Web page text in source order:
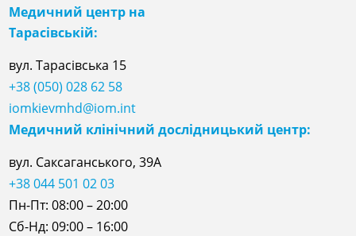
Медичний центр на
Тарасівській:
вул. Тарасівська 15
+38 (050) 028 62 58
iomkievmhd@iom.int
Медичний клінічний дослідницький центр:
вул. Саксаганського, 39А
+38 044 501 02 03
Пн-Пт: 08:00 – 20:00
Сб-Нд: 09:00 – 16:00